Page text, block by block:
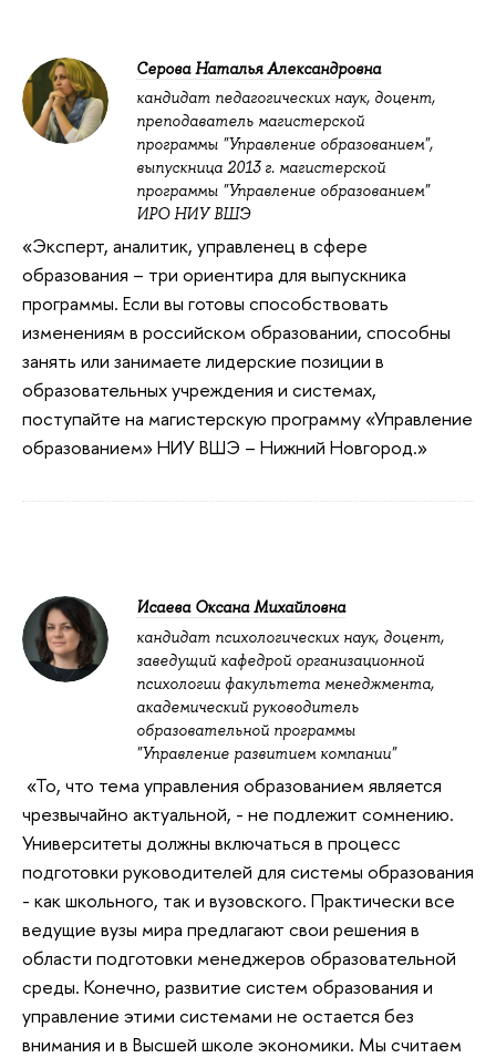
Серова Наталья Александровна
кандидат педагогических наук, доцент,
преподаватель магистерской
программы "Управление образованием",
выпускница 2013 г. магистерской
программы "Управление образованием"
ИРО НИУ ВШЭ
«Эксперт, аналитик, управленец в сфере
образования – три ориентира для выпускника
программы. Если вы готовы способствовать
изменениям в российском образовании, способны
занять или занимаете лидерские позиции в
образовательных учреждения и системах,
поступайте на магистерскую программу «Управление
образованием» НИУ ВШЭ – Нижний Новгород.»
Исаева Оксана Михайловна
кандидат психологических наук, доцент,
заведущий кафедрой организационной
психологии факультета менеджмента,
академический руководитель
образовательной программы
"Управление развитием компании"
«То, что тема управления образованием является
чрезвычайно актуальной, - не подлежит сомнению.
Университеты должны включаться в процесс
подготовки руководителей для системы образования
- как школьного, так и вузовского. Практически все
ведущие вузы мира предлагают свои решения в
области подготовки менеджеров образовательной
среды. Конечно, развитие систем образования и
управление этими системами не остается без
внимания и в Высшей школе экономики. Мы считаем